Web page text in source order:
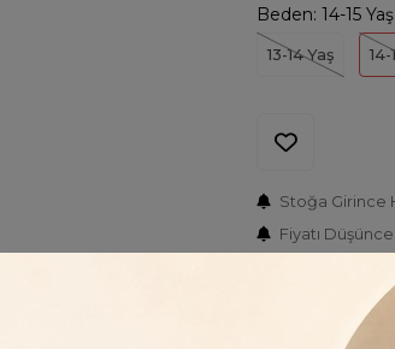
Beden: 14-15 Yaş
13-14 Yaş 14-
Stoğa Girince
Fiyatı